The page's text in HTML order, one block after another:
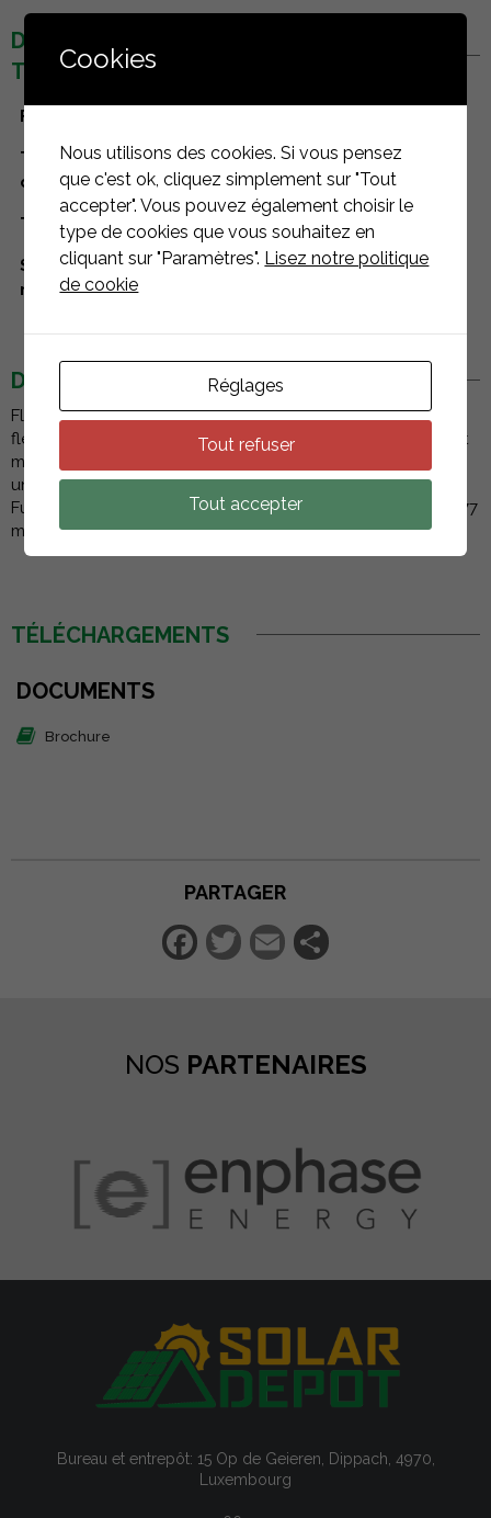
DÉTAILS
TECHNIQUES
Fabricant
Type de
composant
Accessoires
Type de toiture toitures terrasses
Systèmes de
montage
DESCRIPTION
FlatFix Fusion est le système de montage modulaire et
flexible pour les panneaux solaires sur les toits de petite et
moyenne taille. Sa conception modulaire permet de créer
une configuration spécifique à chaque toit. ESDEC FlatFix
Fusion 1007227 avec un profilé de base de 1030 mm ou 1077
mm.
TÉLÉCHARGEMENTS
DOCUMENTS
Brochure
PARTAGER
Facebook
Twitter
Email
NOS PARTENAIRES
Bureau et entrepôt: 15 Op de Geieren, Dippach, 4970,
Luxembourg
Cookies
Nous utilisons des cookies. Si vous pensez
que c'est ok, cliquez simplement sur "Tout
accepter". Vous pouvez également choisir le
type de cookies que vous souhaitez en
cliquant sur "Paramètres". Lisez notre politique
de cookie
Réglages
Tout refuser
Tout accepter